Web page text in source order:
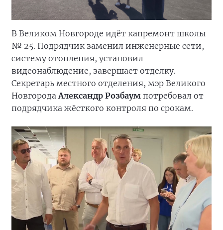
В Великом Новгороде идёт капремонт школы
№ 25. Подрядчик заменил инженерные сети,
систему отопления, установил
видеонаблюдение, завершает отделку.
Секретарь местного отделения, мэр Великого
Новгорода Александр Розбаум потребовал от
подрядчика жёсткого контроля по срокам.